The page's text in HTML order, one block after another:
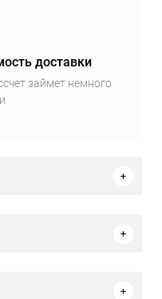
доставки
займет немного